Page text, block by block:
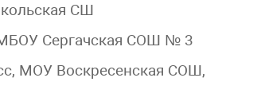
СШ
Сергачская СОШ № 3
МОУ Воскресенская СОШ,